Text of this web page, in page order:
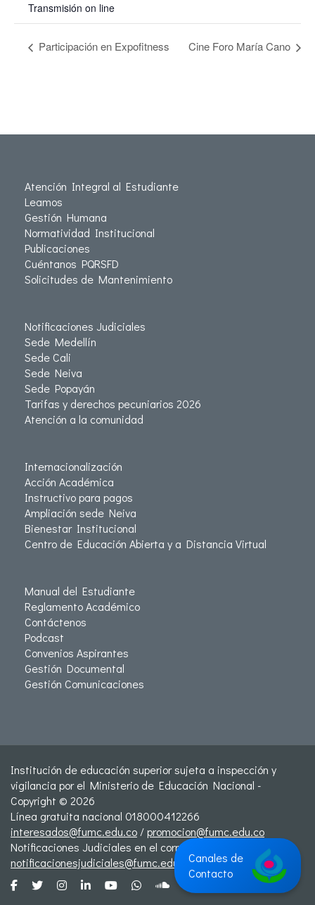
Transmisión on line
Participación en Expofitness Cine Foro María Cano
Atención Integral al Estudiante
Leamos
Gestión Humana
Normatividad Institucional
Publicaciones
Cuéntanos PQRSFD
Solicitudes de Mantenimiento
Notificaciones Judiciales
Sede Medellín
Sede Cali
Sede Neiva
Sede Popayán
Tarifas y derechos pecuniarios 2026
Atención a la comunidad
Internacionalización
Acción Académica
Instructivo para pagos
Ampliación sede Neiva
Bienestar Institucional
Centro de Educación Abierta y a Distancia Virtual
Manual del Estudiante
Reglamento Académico
Contáctenos
Podcast
Convenios Aspirantes
Gestión Documental
Gestión Comunicaciones
Institución de educación superior sujeta a inspección y
vigilancia por el Ministerio de Educación Nacional -
Copyright © 2026
Línea gratuita nacional 018000412266
interesados@fumc.edu.co /promocion@fumc.edu.co
Notificaciones Judiciales en el correo:
notificacionesjudiciales@fumc.edu.coCanales de
Contacto